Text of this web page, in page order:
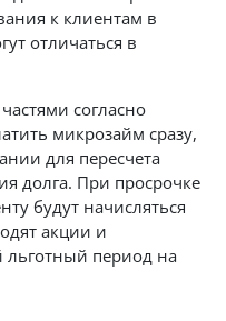
к клиентам в
отличаться в
согласно
микрозайм сразу,
для пересчета
долга. При просрочке
будут начисляться
акции и
льготный период на